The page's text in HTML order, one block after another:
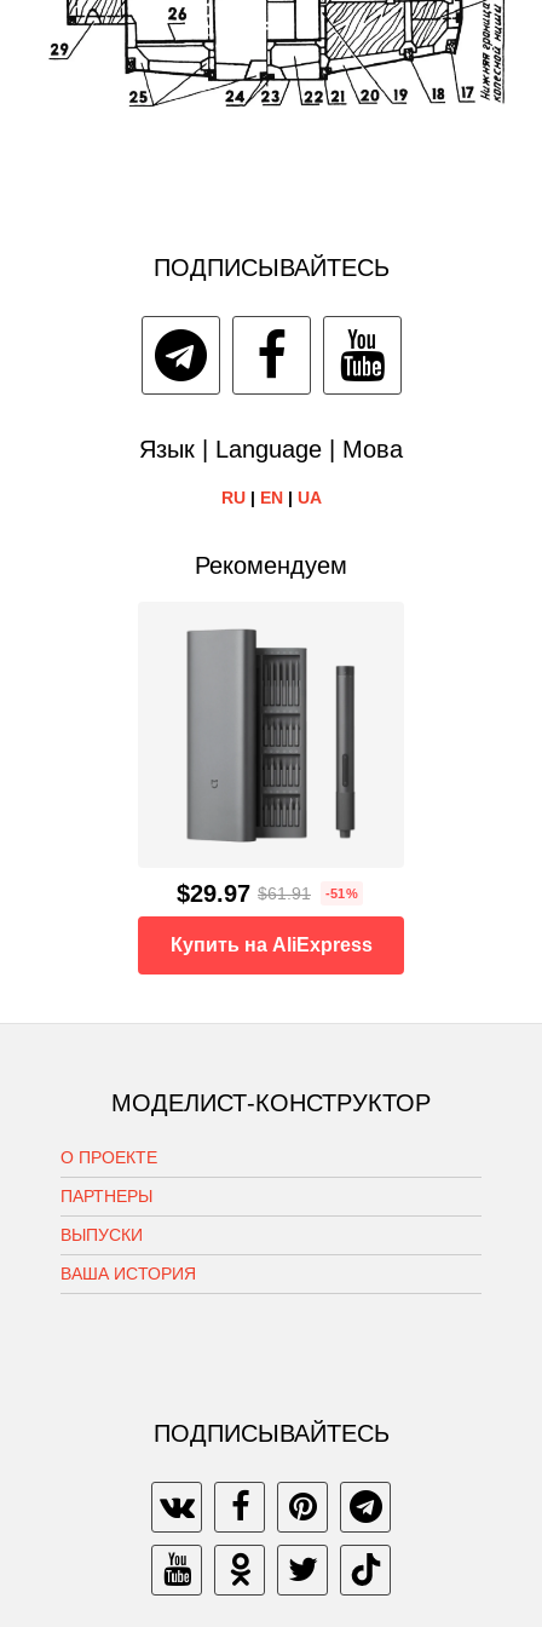
ПОДПИСЫВАЙТЕСЬ
Язык | Language | Мова
RU| EN| UA
Рекомендуем
$29.97 $61.91 -51%
Купить на AliExpress
МОДЕЛИСТ-КОНСТРУКТОР
О ПРОЕКТЕ
ПАРТНЕРЫ
ВЫПУСКИ
ВАША ИСТОРИЯ
ПОДПИСЫВАЙТЕСЬ